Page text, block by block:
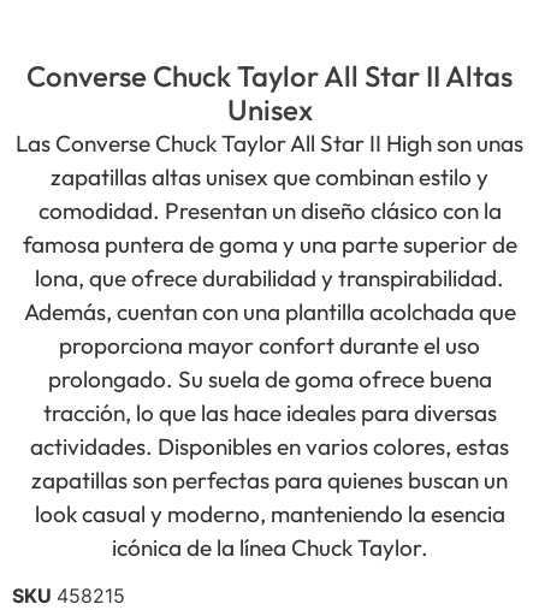
Converse Chuck Taylor All Star II Altas
Unisex
Las Converse Chuck Taylor All Star II High son unas
zapatillas altas unisex que combinan estilo y
comodidad. Presentan un diseño clásico con la
famosa puntera de goma y una parte superior de
lona, que ofrece durabilidad y transpirabilidad.
Además, cuentan con una plantilla acolchada que
proporciona mayor confort durante el uso
prolongado. Su suela de goma ofrece buena
tracción, lo que las hace ideales para diversas
actividades. Disponibles en varios colores, estas
zapatillas son perfectas para quienes buscan un
look casual y moderno, manteniendo la esencia
icónica de la línea Chuck Taylor.
SKU 458215